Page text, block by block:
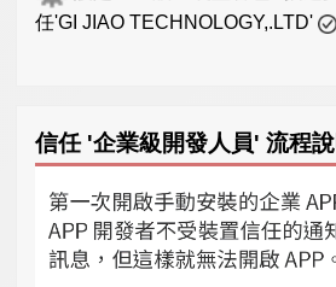
任'GI JIAO TECHNOLOGY,.LTD'
信任 '企業級開發人員' 流程說